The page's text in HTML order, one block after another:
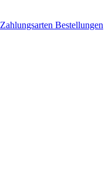
Zahlungsarten Bestellungen